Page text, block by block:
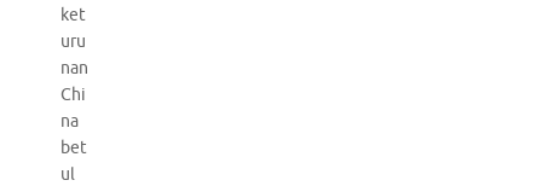
ket
uru
nan
Chi
na
bet
ul